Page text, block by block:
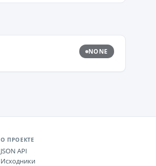
NONE
О ПРОЕКТЕ
JSON API
Исходники